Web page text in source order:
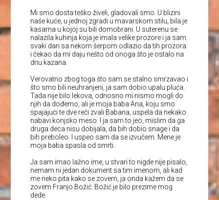
Mi smo dosta teško živeli, gladovali smo. U blizini
naše kuće, u jednoj zgradi u mavarskom stilu, bila je
kasarna u kojoj su bili domobrani. U suterenu se
nalazila kuhinja koja je imala velike prozore i ja sam
svaki dan sa nekom šerpom odlazio da tih prozora
i čekao da mi daju nešto od onoga što je ostalo na
dnu kazana.
Verovatno zbog toga što sam se stalno smrzavao i
što smo bili neuhranjeni, ja sam dobio upalu pluća.
Tada nije bilo lekova, odnosno mi nismo mogli do
njih da dođemo, ali je moja baba Ana, koju smo
spajajući te dve reči zvali Babana, uspela da nekako
nabavi konjsko meso. I ja sam to jeo, mislim da ga
druga deca nisu dobijala, da bih dobio snage i da
bih preboleo. I uspeo sam da se izvučem. Mene je
moja baba spasla od smrti.
Ja sam imao lažno ime, u stvari to nigde nije pisalo,
nemam ni jedan dokument sa tim imenom, ali kad
me neko pita kako se zovem, ja onda kažem da se
zovem Franjo Božić. Božić je bilo prezime mog
dede.